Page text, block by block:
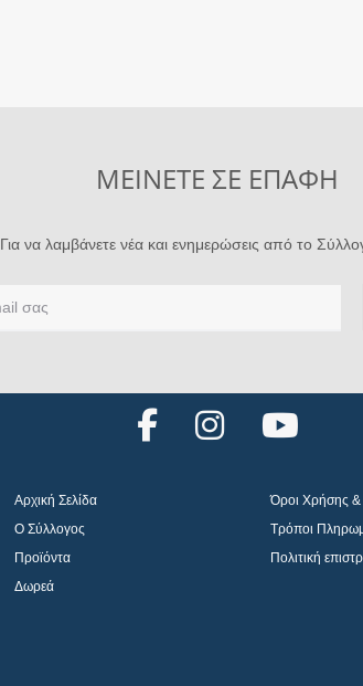
ΜΕΙΝΕΤΕ ΣΕ ΕΠΑΦΗ
Για να λαμβάνετε νέα και ενημερώσεις από το
F
I
u
t
u
Αρχική Σελίδα
Ο Σύλλογος
Προϊόντα
Δωρεά
Όροι Χρήσης &
Τρόποι
Πολιτική